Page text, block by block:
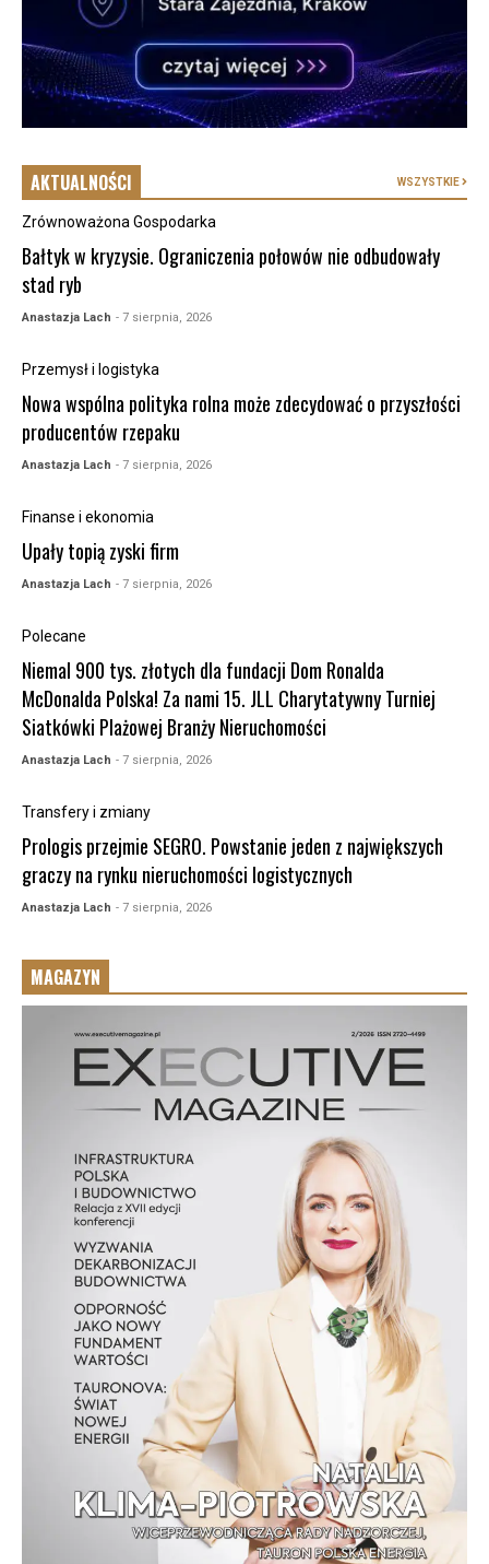
AKTUALNOŚCI WSZYSTKIE
Zrównoważona Gospodarka
Bałtyk w kryzysie. Ograniczenia połowów nie odbudowały
stad ryb
Anastazja Lach - 7 sierpnia, 2026
Przemysł i logistyka
Nowa wspólna polityka rolna może zdecydować o przyszłości
producentów rzepaku
Anastazja Lach - 7 sierpnia, 2026
Finanse i ekonomia
Upały topią zyski firm
Anastazja Lach - 7 sierpnia, 2026
Polecane
Niemal 900 tys. złotych dla fundacji Dom Ronalda
McDonalda Polska! Za nami 15. JLL Charytatywny Turniej
Siatkówki Plażowej Branży Nieruchomości
Anastazja Lach - 7 sierpnia, 2026
Transfery i zmiany
Prologis przejmie SEGRO. Powstanie jeden z największych
graczy na rynku nieruchomości logistycznych
Anastazja Lach - 7 sierpnia, 2026
MAGAZYN